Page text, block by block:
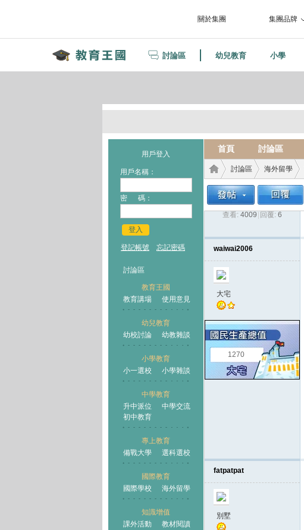
關於集團 集團品牌
討論區 幼兒教育 小學
用戶登入
用戶名稱：
密 碼：
登入
登記帳號 忘記密碼
討論區
教育王國
教育講場
使用意見
幼兒教育
幼校討論
幼教雜談
小學教育
小一選校
小學雜談
中學教育
升中派位
中學交流
初中教育
專上教育
備戰大學
選科選校
國際教育
國際學校
海外留學
知識增值
課外活動
教材閱讀
首頁 討論區
王國
討論區
›
海外留學
查看: 4009 回覆: 6
waiwai2006
大宅
1270
fatpatpat
別墅